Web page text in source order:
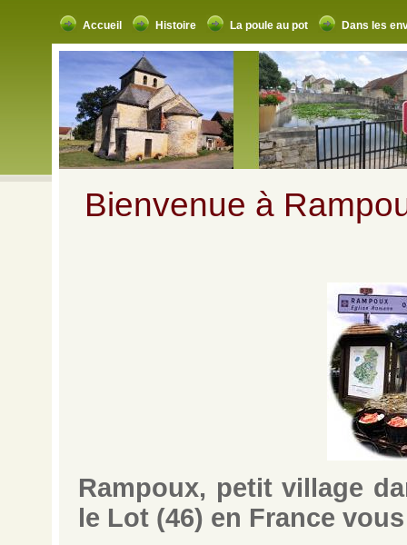
Accueil Histoire La poule au pot Dans les
Bienvenue à
Rampoux, petit village
le Lot (46) en France